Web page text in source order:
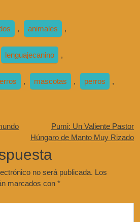
, animales ,
lenguajecanino ,
, mascotas , perros ,
Pumi: Un Valiente Pastor
Húngaro de Manto Muy Rizado
no será publicada. Los
marcados con *